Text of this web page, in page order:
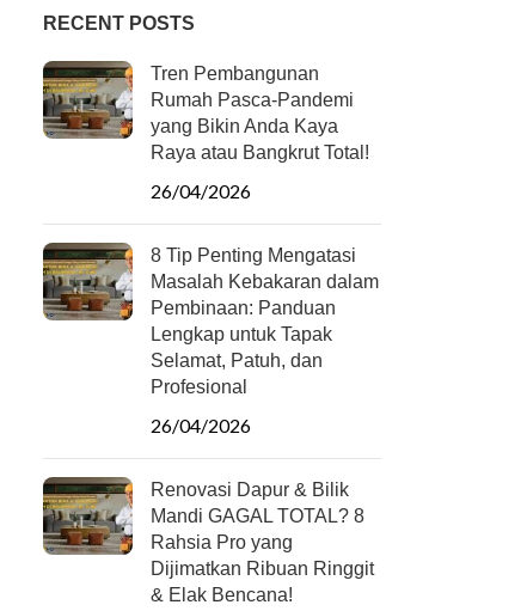
RECENT POSTS
Tren Pembangunan
Rumah Pasca-Pandemi
yang Bikin Anda Kaya
Raya atau Bangkrut Total!
26/04/2026
8 Tip Penting Mengatasi
Masalah Kebakaran dalam
Pembinaan: Panduan
Lengkap untuk Tapak
Selamat, Patuh, dan
Profesional
26/04/2026
Renovasi Dapur & Bilik
Mandi GAGAL TOTAL? 8
Rahsia Pro yang
Dijimatkan Ribuan Ringgit
& Elak Bencana!